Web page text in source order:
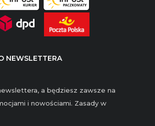
NEWSLETTERA
a będziesz zawsze na
i nowościami. Zasady w